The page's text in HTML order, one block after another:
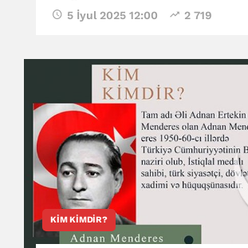
5 İyul 2025 12:00 2 719
KIM KIMDIR?